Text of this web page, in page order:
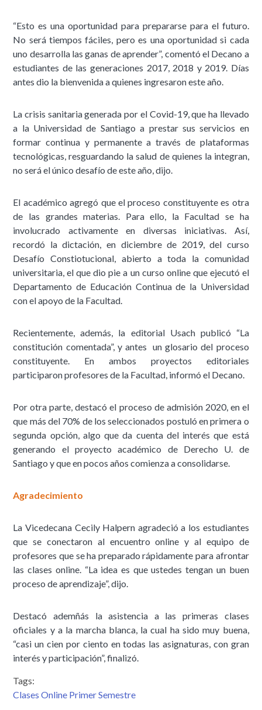
“Esto es una oportunidad para prepararse para el futuro.
No será tiempos fáciles, pero es una oportunidad si cada
uno desarrolla las ganas de aprender”, comentó el Decano a
estudiantes de las generaciones 2017, 2018 y 2019. Días
antes dio la bienvenida a quienes ingresaron este año.
La crisis sanitaria generada por el Covid-19, que ha llevado
a la Universidad de Santiago a prestar sus servicios en
formar continua y permanente a través de plataformas
tecnológicas, resguardando la salud de quienes la integran,
no será el único desafío de este año, dijo.
El académico agregó que el proceso constituyente es otra
de las grandes materias. Para ello, la Facultad se ha
involucrado activamente en diversas iniciativas. Así,
recordó la dictación, en diciembre de 2019, del curso
Desafío Constiotucional, abierto a toda la comunidad
universitaria, el que dio pie a un curso online que ejecutó el
Departamento de Educación Continua de la Universidad
con el apoyo de la Facultad.
Recientemente, además, la editorial Usach publicó “La
constitución comentada”, y antes un glosario del proceso
constituyente. En ambos proyectos editoriales
participaron profesores de la Facultad, informó el Decano.
Por otra parte, destacó el proceso de admisión 2020, en el
que más del 70% de los seleccionados postuló en primera o
segunda opción, algo que da cuenta del interés que está
generando el proyecto académico de Derecho U. de
Santiago y que en pocos años comienza a consolidarse.
Agradecimiento
La Vicedecana Cecily Halpern agradeció a los estudiantes
que se conectaron al encuentro online y al equipo de
profesores que se ha preparado rápidamente para afrontar
las clases online. “La idea es que ustedes tengan un buen
proceso de aprendizaje”, dijo.
Destacó ademñás la asistencia a las primeras clases
oficiales y a la marcha blanca, la cual ha sido muy buena,
“casi un cien por ciento en todas las asignaturas, con gran
interés y participación”, finalizó.
Tags:
Clases Online Primer Semestre